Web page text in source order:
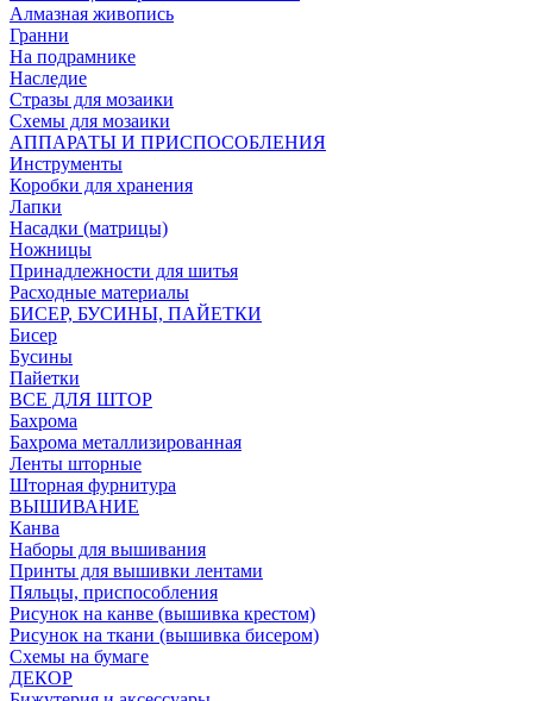
Алмазная живопись
Гранни
На подрамнике
Наследие
Стразы для мозаики
Схемы для мозаики
АППАРАТЫ И ПРИСПОСОБЛЕНИЯ
Инструменты
Коробки для хранения
Лапки
Насадки (матрицы)
Ножницы
Принадлежности для шитья
Расходные материалы
БИСЕР, БУСИНЫ, ПАЙЕТКИ
Бисер
Бусины
Пайетки
ВСЕ ДЛЯ ШТОР
Бахрома
Бахрома металлизированная
Ленты шторные
Шторная фурнитура
ВЫШИВАНИЕ
Канва
Наборы для вышивания
Принты для вышивки лентами
Пяльцы, приспособления
Рисунок на канве (вышивка крестом)
Рисунок на ткани (вышивка бисером)
Схемы на бумаге
ДЕКОР